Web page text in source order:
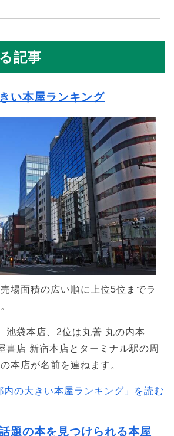
記事
い本屋ランキング
場面積の広い順に上位5位までラ
袋本店、2位は丸善 丸の内本
書店 新宿本店とターミナル駅の周
本店が名前を連ねます。
内の大きい本屋ランキング」を読む
題の本を見つけられる本屋